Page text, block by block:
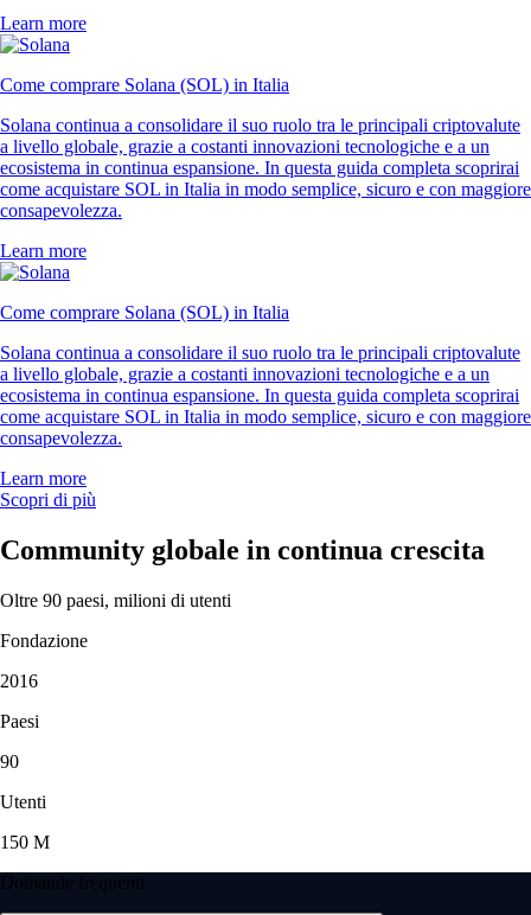
Learn more
Come comprare Solana (SOL) in Italia
Solana continua a consolidare il suo ruolo tra le principali criptovalute
a livello globale, grazie a costanti innovazioni tecnologiche e a un
ecosistema in continua espansione. In questa guida completa scoprirai
come acquistare SOL in Italia in modo semplice, sicuro e con maggiore
consapevolezza.
Learn more
Come comprare Solana (SOL) in Italia
Solana continua a consolidare il suo ruolo tra le principali criptovalute
a livello globale, grazie a costanti innovazioni tecnologiche e a un
ecosistema in continua espansione. In questa guida completa scoprirai
come acquistare SOL in Italia in modo semplice, sicuro e con maggiore
consapevolezza.
Learn more
Scopri di più
Community globale in continua crescita
Oltre 90 paesi, milioni di utenti
Fondazione
2016
Paesi
90
Utenti
150 M
Domande frequenti